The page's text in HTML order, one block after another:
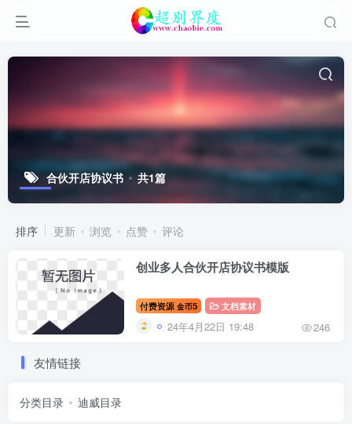
合伙开店协议书 共1篇
排序 更新 浏览 点赞 评论
创业多人合伙开店协议书模版
付费资源 金币5 文档素材
24年4月22日 19:48 246
友情链接
分类目录 迪威目录